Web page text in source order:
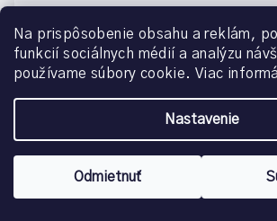
Na prispôsobenie obsahu a reklám,
funkcií sociálnych médií a analýzu
používame súbory cookie. Viac
Nastavenie
Odmietnuť
DE-OX CREAM EYE LIP INTENSIVE
OČI A PERY VZORKA 2 ML
IBA PRE